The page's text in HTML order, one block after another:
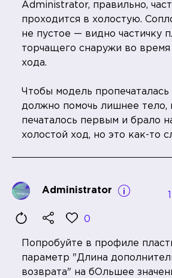
Administrator, правильно,
проходится в холостую.
не пустое — видно частичку
торчащего снаружи во время
хода.
Чтобы модель пропечаталась
должно помочь лишнее тело,
печаталось первым и брало
холостой ход, но это как-то
Administrator
0
Попробуйте в профиле
параметр "Длина
возврата" на бОльшее